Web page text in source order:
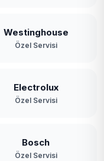
Westinghouse
Özel Servisi
Electrolux
Özel Servisi
Bosch
Özel Servisi